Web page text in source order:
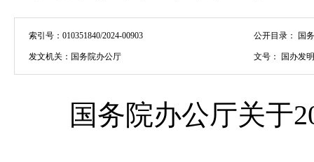
索引号： 010351840/2024-00903 公开目录： 国
发文机关： 国务院办公厅 文号： 国办发
国务院办公厅关于